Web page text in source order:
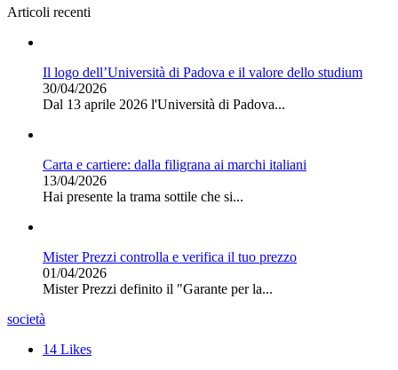
Articoli recenti
Il logo dell’Università di Padova e il valore dello studium
30/04/2026
Dal 13 aprile 2026 l'Università di Padova...
Carta e cartiere: dalla filigrana ai marchi italiani
13/04/2026
Hai presente la trama sottile che si...
Mister Prezzi controlla e verifica il tuo prezzo
01/04/2026
Mister Prezzi definito il "Garante per la...
società
14 Likes